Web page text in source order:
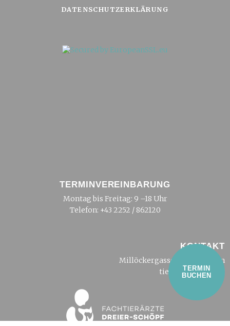
DATENSCHUTZERKLÄRUNG
TERMIN
BUCHEN
TERMINVEREINBARUNG
Montag bis Freitag: 9 –18 Uhr
Telefon: +43 2252 / 862120
KONTAKT
Millöckergasse 2, 2500 Baden
tierarzt@dreier.at